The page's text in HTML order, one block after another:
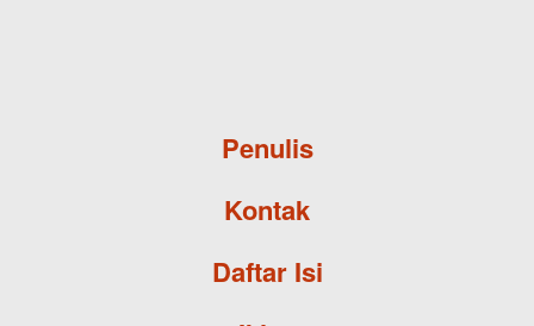
Penulis
Kontak
Daftar Isi